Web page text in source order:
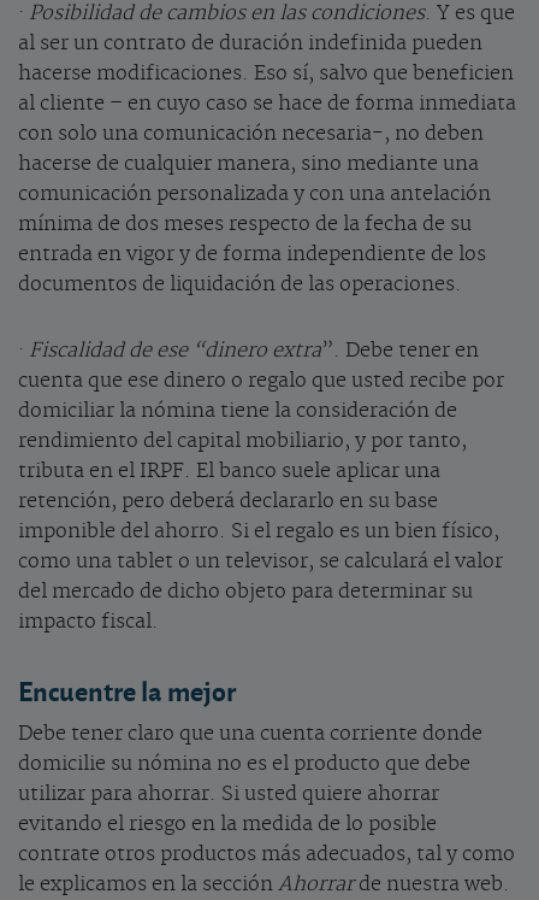
· Posibilidad de cambios en las condiciones. Y es que
al ser un contrato de duración indefinida pueden
hacerse modificaciones. Eso sí, salvo que beneficien
al cliente – en cuyo caso se hace de forma inmediata
con solo una comunicación necesaria-, no deben
hacerse de cualquier manera, sino mediante una
comunicación personalizada y con una antelación
mínima de dos meses respecto de la fecha de su
entrada en vigor y de forma independiente de los
documentos de liquidación de las operaciones.
· Fiscalidad de ese “dinero extra”. Debe tener en
cuenta que ese dinero o regalo que usted recibe por
domiciliar la nómina tiene la consideración de
rendimiento del capital mobiliario, y por tanto,
tributa en el IRPF. El banco suele aplicar una
retención, pero deberá declararlo en su base
imponible del ahorro. Si el regalo es un bien físico,
como una tablet o un televisor, se calculará el valor
del mercado de dicho objeto para determinar su
impacto fiscal.
Encuentre la mejor
Debe tener claro que una cuenta corriente donde
domicilie su nómina no es el producto que debe
utilizar para ahorrar. Si usted quiere ahorrar
evitando el riesgo en la medida de lo posible
contrate otros productos más adecuados, tal y como
le explicamos en la sección Ahorrarde nuestra web.